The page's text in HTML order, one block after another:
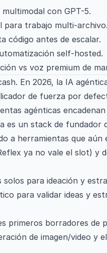
con GPT-5.
para trabajo multi-archivo.
código antes de escalar.
self-hosted.
vs voz premium de
En 2026, la IA
de fuerza por
agénticas
un stack de fundador
a herramientas que aún
ya no vale el slot) y
para ideación y
para validar ideas y
primeros borradores de
de imagen/video y